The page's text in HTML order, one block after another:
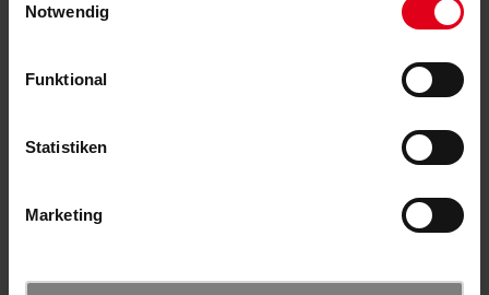
Notwendig
Funktional
Statistiken
Marketing